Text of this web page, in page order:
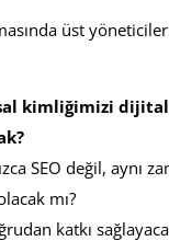
üst
kimliğimizi
SEO değil, aynı
mı?
katkı